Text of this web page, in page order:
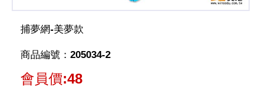
捕夢網-美夢款
商品編號：205034-2
會員價:48